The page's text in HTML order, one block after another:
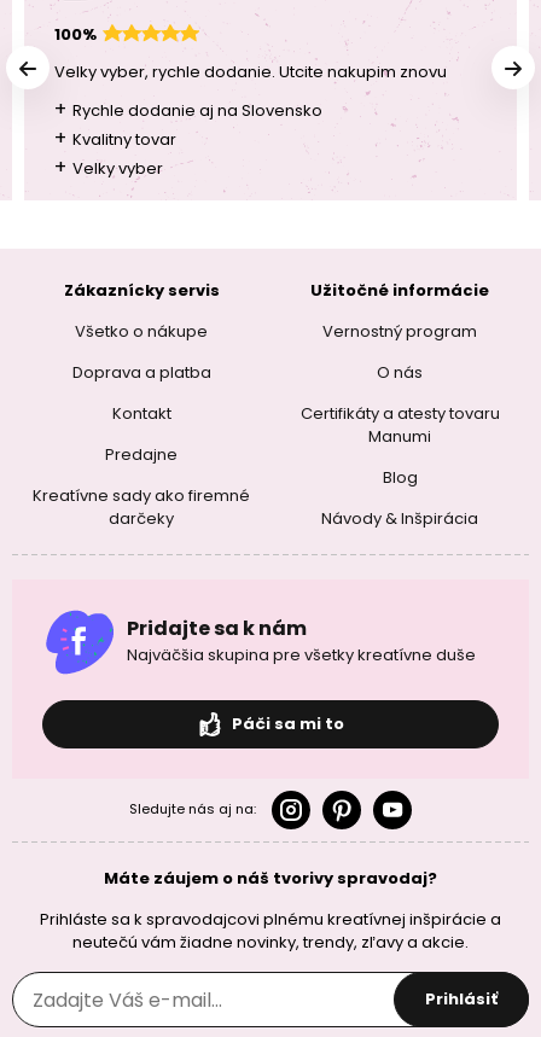
100%
Velky vyber, rychle dodanie. Utcite nakupim znovu
+ Rychle dodanie aj na Slovensko
+ Kvalitny tovar
+ Velky vyber
Zákaznícky servis
Všetko o nákupe
Doprava a platba
Kontakt
Predajne
Kreatívne sady ako firemné
darčeky
Užitočné informácie
Vernostný program
O nás
Certifikáty a atesty tovaru
Manumi
Blog
Návody & Inšpirácia
Pridajte sa k nám
Najväčšia skupina pre všetky kreatívne duše
Páči sa mi to
Sledujte nás aj na:
Máte záujem o náš tvorivy spravodaj?
Prihláste sa k spravodajcovi plnému kreatívnej inšpirácie a
neutečú vám žiadne novinky, trendy, zľavy a akcie.
Prihlásiť